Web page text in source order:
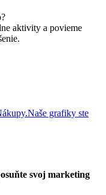
aktivity a povieme
Naše grafiky ste
svoj marketing